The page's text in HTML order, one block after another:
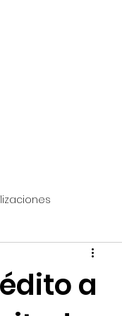
Disney Cruise Line
a